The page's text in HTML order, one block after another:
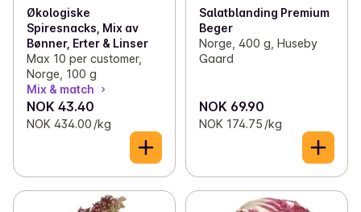
Økologiske
Spiresnacks, Mix av
Bønner, Erter & Linser
Max 10 per customer,
Norge, 100 g
Mix & match
NOK 43.40
NOK 434.00 /kg
Salatblanding Premium
Beger
Norge, 400 g, Huseby
Gaard
NOK 69.90
NOK 174.75 /kg